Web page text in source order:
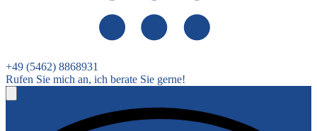
+49 (5462) 8868931
Rufen Sie mich an, ich berate Sie gerne!